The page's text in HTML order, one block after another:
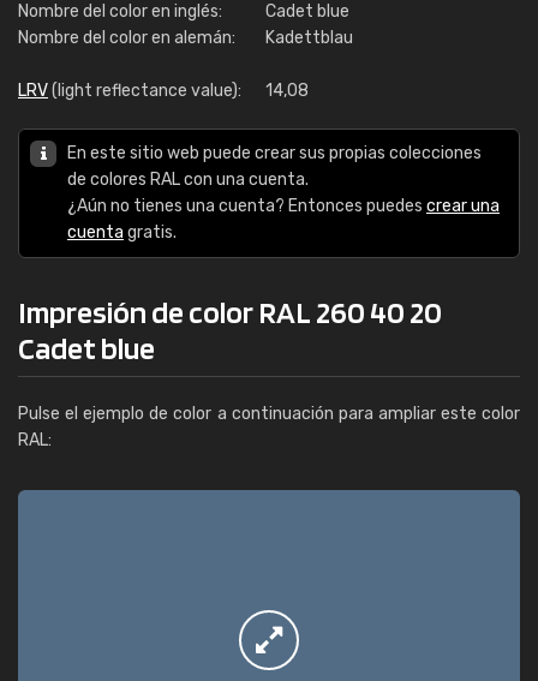
Nombre del color en inglés:
Cadet blue
Nombre del color en alemán:
Kadettblau
LRV(light reflectance value): 14,08
En este sitio web puede crear sus propias colecciones
de colores RAL con una cuenta.
¿Aún no tienes una cuenta? Entonces puedes crear una
cuenta gratis.
Impresión de color RAL 260 40 20
Cadet blue
Pulse el ejemplo de color a continuación para ampliar este color
RAL: